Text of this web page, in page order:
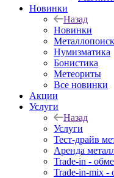
Новинки
Назад
Новинки
Металлопоиск
Нумизматика
Бонистика
Метеориты
Все новинки
Акции
Услуги
Назад
Услуги
Тест-драйв
Аренда
Trade-in -
Trade-in-mix -